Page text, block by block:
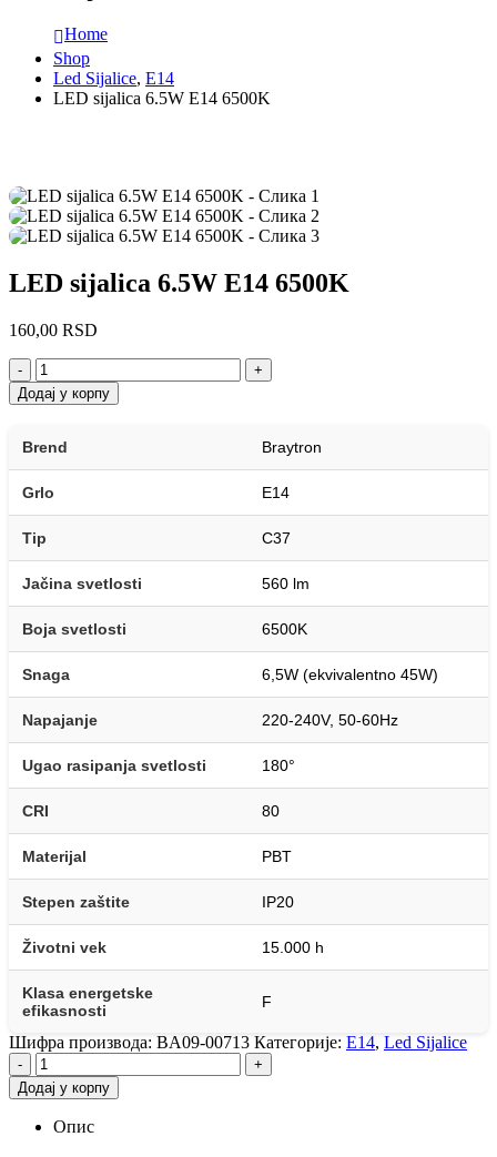
Home
Shop
Led Sijalice, E14
LED sijalica 6.5W E14 6500K
LED sijalica 6.5W E14 6500K
160,00 RSD
-
+
Додај у корпу
Brend Braytron
Grlo E14
Tip C37
Jačina svetlosti 560 lm
Boja svetlosti 6500K
Snaga 6,5W (ekvivalentno 45W)
Napajanje 220-240V, 50-60Hz
Ugao rasipanja svetlosti 180°
CRI 80
Materijal PBT
Stepen zaštite IP20
Životni vek 15.000 h
Klasa energetske
efikasnosti
F
Шифра производа: BA09-00713 Категорије: E14, Led Sijalice
-
+
Додај у корпу
Опис